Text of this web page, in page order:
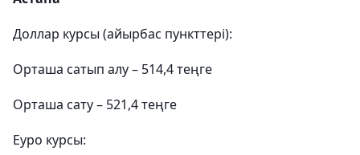
Доллар курсы (айырбас пункттері):
Орташа сатып алу – 514,4 теңге
Орташа сату – 521,4 теңге
Еуро курсы: